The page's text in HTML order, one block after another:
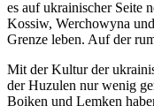
es auf ukrainischer Seite
Kossiw, Werchowyna
Grenze leben. Auf der
Mit der Kultur der
der Huzulen nur wenig
Boiken und Lemken